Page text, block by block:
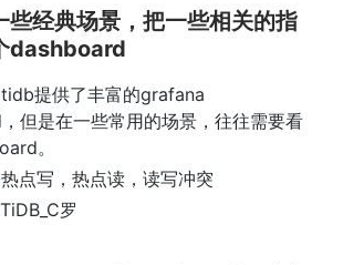
些经典场景，把一些相关的指
dashboard
提供了丰富的grafana
但是在一些常用的场景，往往需要看
。
点写，热点读，读写冲突
罗